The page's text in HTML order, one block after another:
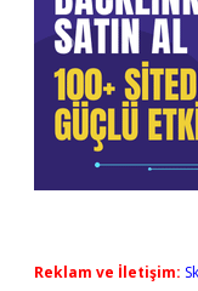
Reklam ve İletişim: